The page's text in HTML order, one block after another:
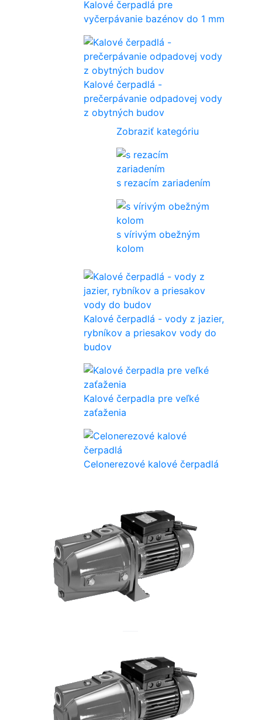
Kalové čerpadlá pre
vyčerpávanie bazénov do 1 mm
Kalové čerpadlá -
prečerpávanie odpadovej vody
z obytných budov
Zobraziť kategóriu
s rezacím zariadením
s vírivým obežným
kolom
Kalové čerpadlá - vody z jazier,
rybníkov a priesakov vody do
budov
Kalové čerpadla pre veľké
zaťaženia
Celonerezové kalové čerpadlá